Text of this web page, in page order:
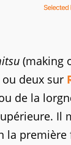
(making
deux sur
de la
Il
la première